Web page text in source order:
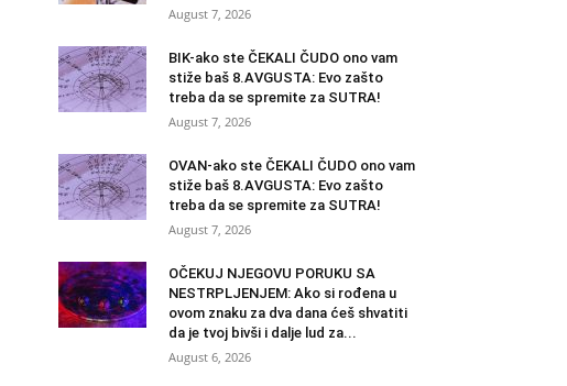
August 7, 2026
BIK-ako ste ČEKALI ČUDO ono vam
stiže baš 8.AVGUSTA: Evo zašto
treba da se spremite za SUTRA!
August 7, 2026
OVAN-ako ste ČEKALI ČUDO ono vam
stiže baš 8.AVGUSTA: Evo zašto
treba da se spremite za SUTRA!
August 7, 2026
OČEKUJ NJEGOVU PORUKU SA
NESTRPLJENJEM: Ako si rođena u
ovom znaku za dva dana ćeš shvatiti
da je tvoj bivši i dalje lud za...
August 6, 2026